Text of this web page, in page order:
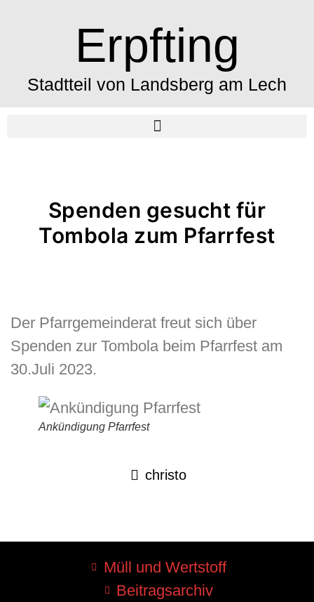
Erpfting
Stadtteil von Landsberg am Lech
Spenden gesucht für
Tombola zum Pfarrfest
Der Pfarrgemeinderat freut sich über
Spenden zur Tombola beim Pfarrfest am
30.Juli 2023.
Ankündigung Pfarrfest
christo
Müll und Wertstoff
Beitragsarchiv